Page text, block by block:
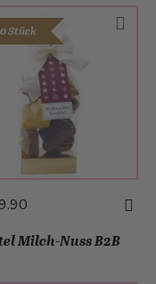
Stück
Milch-Nuss B2B